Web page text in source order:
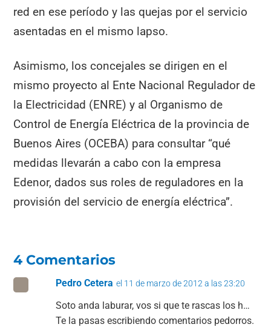
red en ese período y las quejas por el servicio
asentadas en el mismo lapso.
Asimismo, los concejales se dirigen en el
mismo proyecto al Ente Nacional Regulador de
la Electricidad (ENRE) y al Organismo de
Control de Energía Eléctrica de la provincia de
Buenos Aires (OCEBA) para consultar “qué
medidas llevarán a cabo con la empresa
Edenor, dados sus roles de reguladores en la
provisión del servicio de energía eléctrica”.
4 Comentarios
Pedro Cetera el 11 de marzo de 2012 a las 23:20
Soto anda laburar, vos si que te rascas los h…
Te la pasas escribiendo comentarios pedorros.